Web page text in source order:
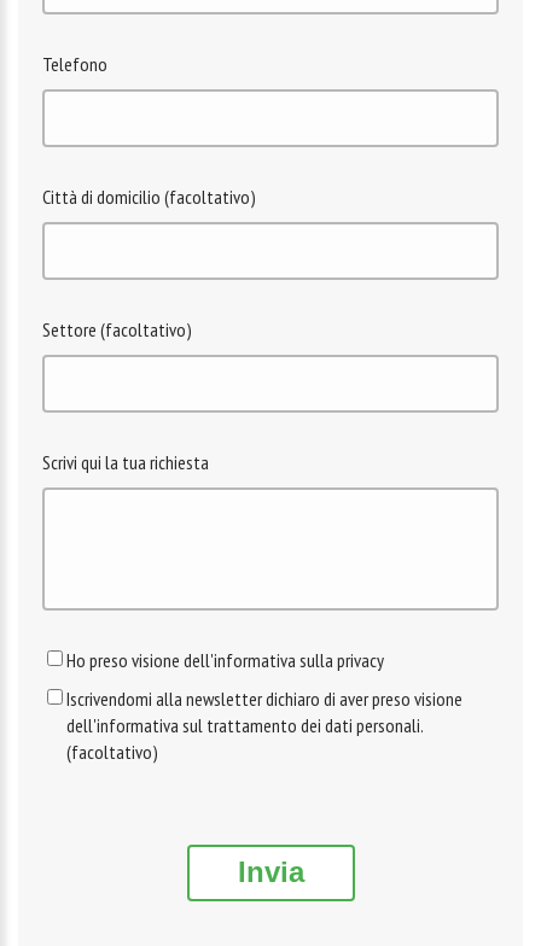
Telefono
Città di domicilio (facoltativo)
Settore (facoltativo)
Scrivi qui la tua richiesta
Ho preso visione dell'informativa sulla privacy
Iscrivendomi alla newsletter dichiaro di aver preso visione
dell'informativa sul trattamento dei dati personali.
(facoltativo)
Invia